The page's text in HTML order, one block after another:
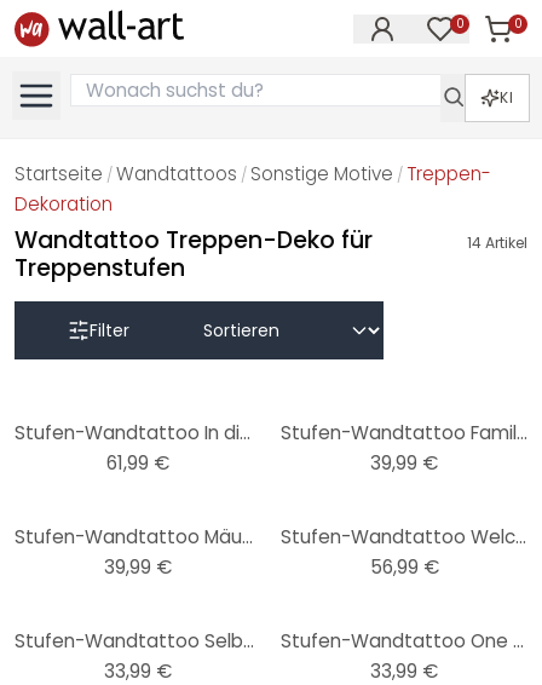
0 0
KI
Startseite /Wandtattoos / Sonstige Motive /Treppen-
Dekoration
Wandtattoo Treppen-Deko für
Treppenstufen
14Artikel
Filter
Stufen-Wandtattoo In diesem Haus...
61,99 €
Stufen-Wandtattoo Family Rules
39,99 €
Stufen-Wandtattoo Mäuschen
39,99 €
Stufen-Wandtattoo Welcome
56,99 €
Stufen-Wandtattoo Selbst der längste Weg...
33,99 €
Stufen-Wandtattoo One Step...
33,99 €